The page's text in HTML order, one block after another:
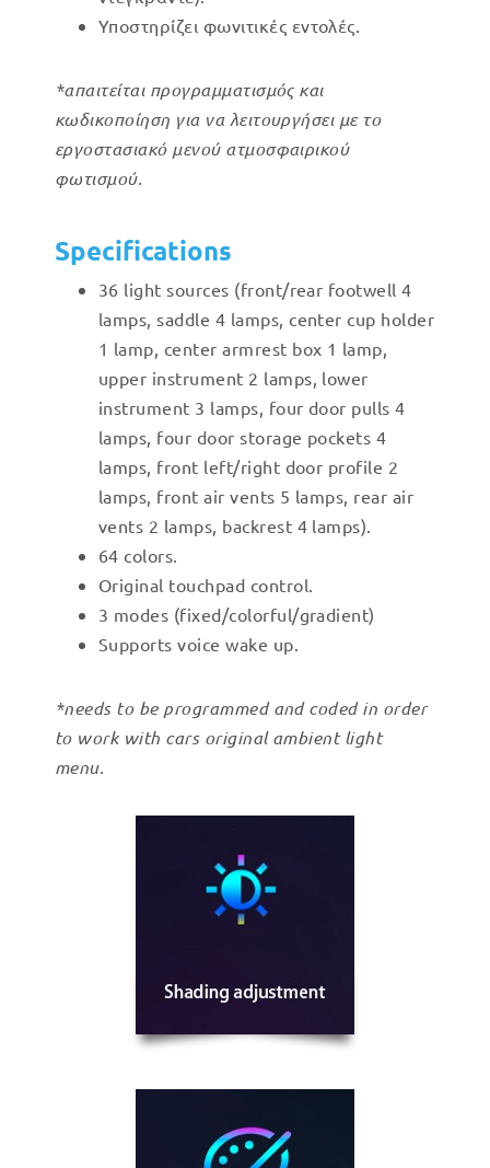
Υποστηρίζει φωνιτικές εντολές.
*απαιτείται προγραμματισμός και
κωδικοποίηση για να λειτουργήσει με το
εργοστασιακό μενού ατμοσφαιρικού
φωτισμού.
Specifications
36 light sources (front/rear footwell 4
lamps, saddle 4 lamps, center cup holder
1 lamp, center armrest box 1 lamp,
upper instrument 2 lamps, lower
instrument 3 lamps, four door pulls 4
lamps, four door storage pockets 4
lamps, front left/right door profile 2
lamps, front air vents 5 lamps, rear air
vents 2 lamps, backrest 4 lamps).
64 colors.
Original touchpad control.
3 modes (fixed/colorful/gradient)
Supports voice wake up.
*needs to be programmed and coded in order
to work with cars original ambient light
menu.